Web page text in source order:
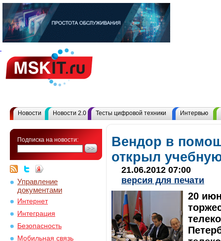
Новости Новости 2.0 Тесты цифровой техники Интервью
Подписка на новости:
Управление
документами
Интернет
Интеграция
Безопасность
Мобильная связь
Вендор в
открыл
21.06.2012 07:00
версия для печати
20